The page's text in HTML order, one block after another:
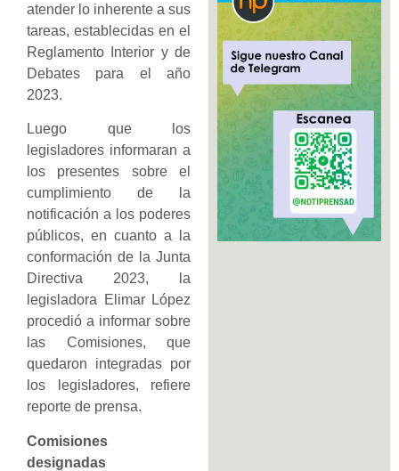
atender lo inherente a sus
tareas, establecidas en el
Reglamento Interior y de
Debates para el año
2023.
Luego que los
legisladores informaran a
los presentes sobre el
cumplimiento de la
notificación a los poderes
públicos, en cuanto a la
conformación de la Junta
Directiva 2023, la
legisladora Elimar López
procedió a informar sobre
las Comisiones, que
quedaron integradas por
los legisladores, refiere
reporte de prensa.
Comisiones
designadas